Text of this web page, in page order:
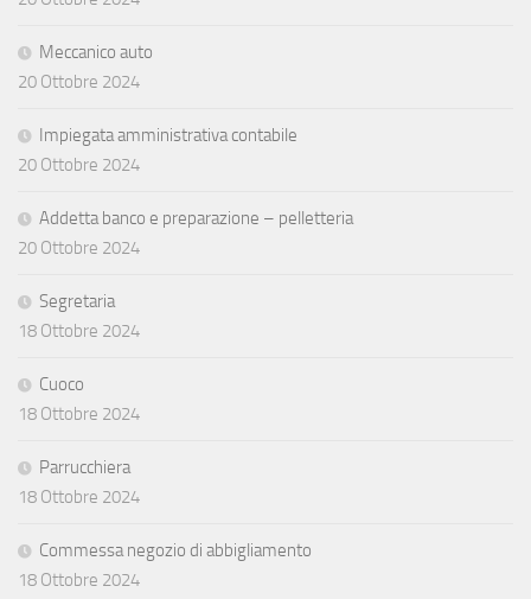
Meccanico auto
20 Ottobre 2024
Impiegata amministrativa contabile
20 Ottobre 2024
Addetta banco e preparazione – pelletteria
20 Ottobre 2024
Segretaria
18 Ottobre 2024
Cuoco
18 Ottobre 2024
Parrucchiera
18 Ottobre 2024
Commessa negozio di abbigliamento
18 Ottobre 2024